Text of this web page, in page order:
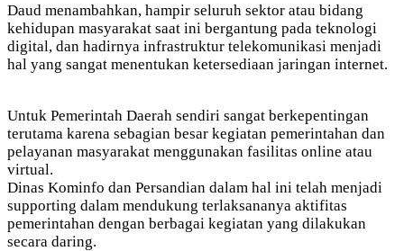
Daud menambahkan, hampir seluruh sektor atau bidang
kehidupan masyarakat saat ini bergantung pada teknologi
digital, dan hadirnya infrastruktur telekomunikasi menjadi
hal yang sangat menentukan ketersediaan jaringan internet.
Untuk Pemerintah Daerah sendiri sangat berkepentingan
terutama karena sebagian besar kegiatan pemerintahan dan
pelayanan masyarakat menggunakan fasilitas online atau
virtual.
Dinas Kominfo dan Persandian dalam hal ini telah menjadi
supporting dalam mendukung terlaksananya aktifitas
pemerintahan dengan berbagai kegiatan yang dilakukan
secara daring.